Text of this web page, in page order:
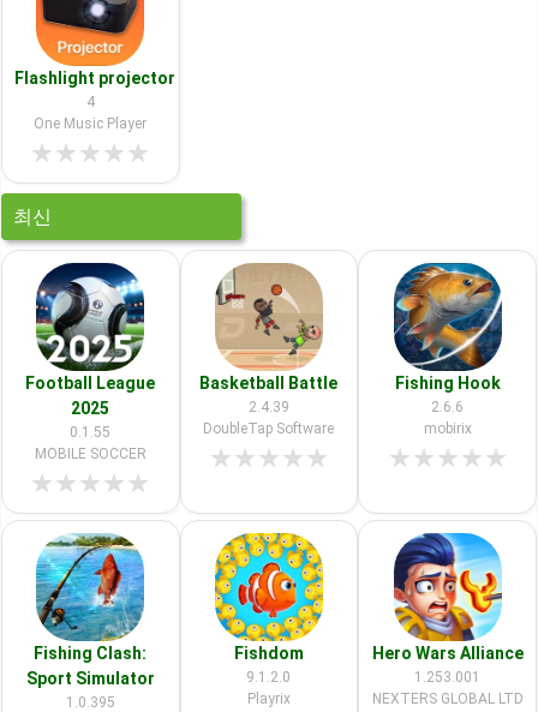
Flashlight projector
4
One Music Player
★★★★★
최신
Football League
2025
0.1.55
MOBILE SOCCER
★★★★★
Basketball Battle
2.4.39
DoubleTap Software
★★★★★
Fishing Hook
2.6.6
mobirix
★★★★★
Fishing Clash:
Sport Simulator
1.0.395
Fishdom
9.1.2.0
Playrix
Hero Wars Alliance
1.253.001
NEXTERS GLOBAL LTD